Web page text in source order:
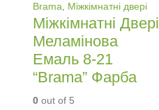
Brama, Міжкімнатні двері
Міжкімнатні Двері
Меламінова
Емаль 8-21
“Brama” Фарба
0 out of 5